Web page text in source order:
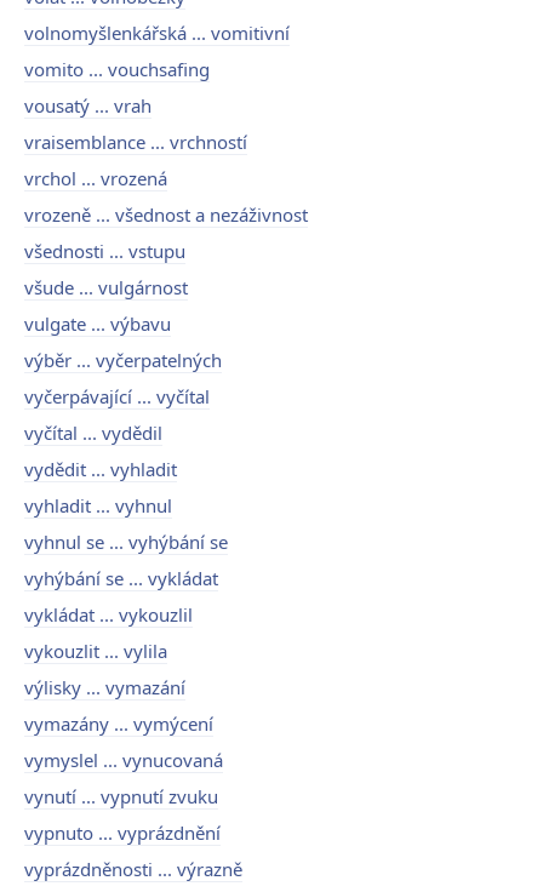
volnomyšlenkářská ... vomitivní
vomito ... vouchsafing
vousatý ... vrah
vraisemblance ... vrchností
vrchol ... vrozená
vrozeně ... všednost a nezáživnost
všednosti ... vstupu
všude ... vulgárnost
vulgate ... výbavu
výběr ... vyčerpatelných
vyčerpávající ... vyčítal
vyčítal ... vydědil
vydědit ... vyhladit
vyhladit ... vyhnul
vyhnul se ... vyhýbání se
vyhýbání se ... vykládat
vykládat ... vykouzlil
vykouzlit ... vylila
výlisky ... vymazání
vymazány ... vymýcení
vymyslel ... vynucovaná
vynutí ... vypnutí zvuku
vypnuto ... vyprázdnění
vyprázdněnosti ... výrazně